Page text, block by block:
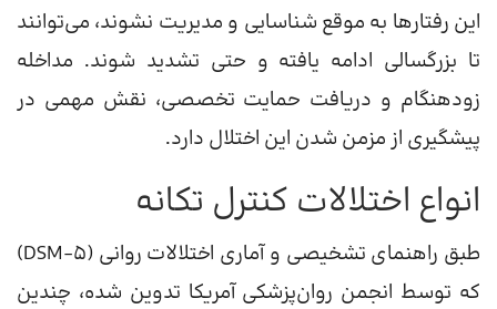
این رفتارها به موقع شناسایی و مدیریت نشوند، می‌توانند
تا بزرگسالی ادامه یافته و حتی تشدید شوند. مداخله
زودهنگام و دریافت حمایت تخصصی، نقش مهمی در
پیشگیری از مزمن شدن این اختلال دارد.
انواع اختلالات کنترل تکانه
طبق راهنمای تشخیصی و آماری اختلالات روانی (DSM-5)
که توسط انجمن روان‌پزشکی آمریکا تدوین شده، چندین